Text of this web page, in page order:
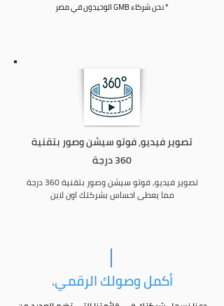
* نحن شركاء GMB الوحيدون في مصر
تصوير فيديو, فوتو سيشن وصور بتقنية
360 درجة
تصوير فيديو, فوتو سيشن وصور بتقنية 360 درجة
مما يعطى احساس بشركتك اون لاين
أكمل وصولك الرقمي.